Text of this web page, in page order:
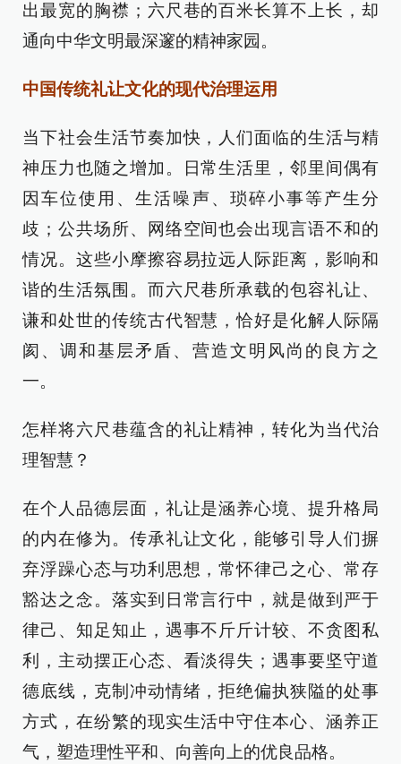
出最宽的胸襟；六尺巷的百米长算不上长，却
通向中华文明最深邃的精神家园。
中国传统礼让文化的现代治理运用
当下社会生活节奏加快，人们面临的生活与精
神压力也随之增加。日常生活里，邻里间偶有
因车位使用、生活噪声、琐碎小事等产生分
歧；公共场所、网络空间也会出现言语不和的
情况。这些小摩擦容易拉远人际距离，影响和
谐的生活氛围。而六尺巷所承载的包容礼让、
谦和处世的传统古代智慧，恰好是化解人际隔
阂、调和基层矛盾、营造文明风尚的良方之
一。
怎样将六尺巷蕴含的礼让精神，转化为当代治
理智慧？
在个人品德层面，礼让是涵养心境、提升格局
的内在修为。传承礼让文化，能够引导人们摒
弃浮躁心态与功利思想，常怀律己之心、常存
豁达之念。落实到日常言行中，就是做到严于
律己、知足知止，遇事不斤斤计较、不贪图私
利，主动摆正心态、看淡得失；遇事要坚守道
德底线，克制冲动情绪，拒绝偏执狭隘的处事
方式，在纷繁的现实生活中守住本心、涵养正
气，塑造理性平和、向善向上的优良品格。